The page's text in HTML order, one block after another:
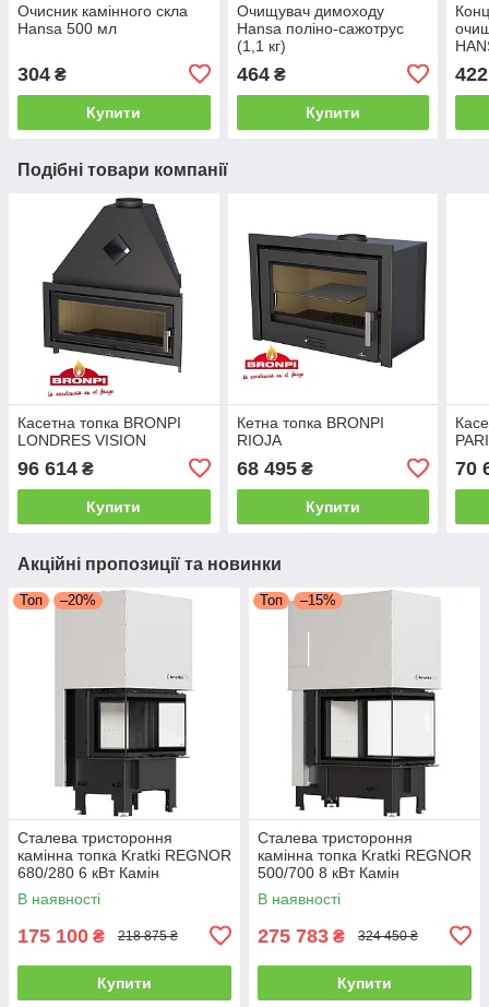
Очисник камінного скла
Hansa 500 мл
304 ₴
Купити
Очищувач димоходу
Hansa поліно-сажотрус
(1,1 кг)
464₴
Купити
422
Подібні товари компанії
Касетна топка BRONPI
LONDRES VISION
96 614 ₴
Купити
Кетна топка BRONPI
RIOJA
68 495₴
Купити
70
Акційні пропозиції та новинки
Топ –20%
Сталева тристороння
камінна топка Kratki REGNOR
680/280 6 кВт Камін
гільйотина REGNOR
В наявності
175 100 ₴ 218 875 ₴
Купити
Топ –15%
Сталева тристороння
камінна топка Kratki REGNOR
500/700 8 кВт Камін
гільйотина REGNOR
В наявності
275 783 ₴ 324 450 ₴
Купити